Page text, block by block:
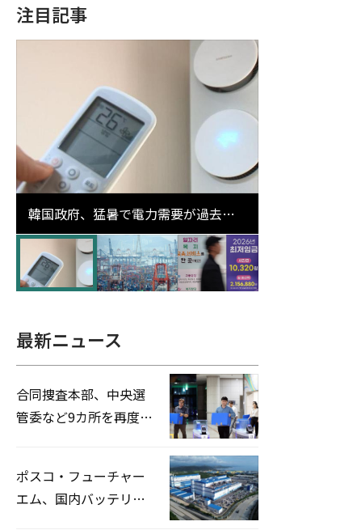
注目記事
韓国政府、猛暑で電力需要が過去最
高更新の可能性に需給対応体制を点
検
最新ニュース
合同捜査本部、中央選
管委など9カ所を再度家
ポスコ・フューチャー
エム、国内バッテリー